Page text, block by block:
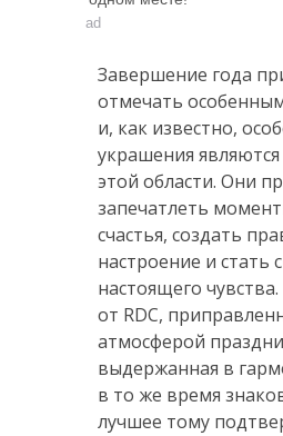
ad
Завершение года
отмечать
и, как известно,
украшения
этой области. Они
запечатлеть
счастья, создать
настроение и стать
настоящего
от RDC,
атмосферой
выдержанная в
в то же время
лучшее тому